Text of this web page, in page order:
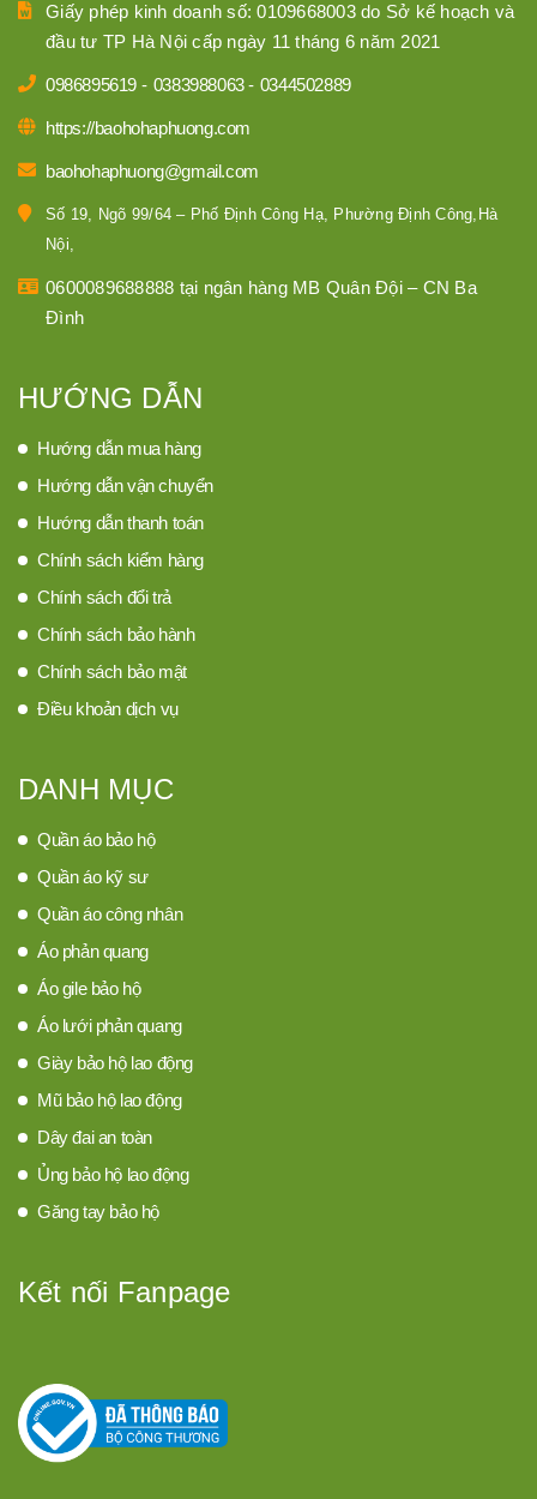
Giấy phép kinh doanh số: 0109668003 do Sở kế hoạch và
đầu tư TP Hà Nội cấp ngày 11 tháng 6 năm 2021
0986895619 - 0383988063- 0344502889
https://baohohaphuong.com
baohohaphuong@gmail.com
Số 19, Ngõ 99/64 – Phố Định Công Hạ, Phường Định Công,Hà
Nội,
0600089688888 tại ngân hàng MB Quân Đội – CN Ba
Đình
HƯỚNG DẪN
Hướng dẫn mua hàng
Hướng dẫn vận chuyển
Hướng dẫn thanh toán
Chính sách kiểm hàng
Chính sách đổi trả
Chính sách bảo hành
Chính sách bảo mật
Điều khoản dịch vụ
DANH MỤC
Quần áo bảo hộ
Quần áo kỹ sư
Quần áo công nhân
Áo phản quang
Áo gile bảo hộ
Áo lưới phản quang
Giày bảo hộ lao động
Mũ bảo hộ lao động
Dây đai an toàn
Ủng bảo hộ lao động
Găng tay bảo hộ
Kết nối Fanpage